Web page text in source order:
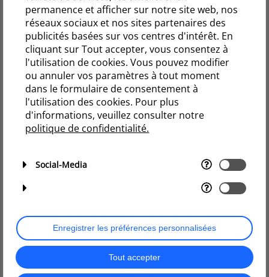
permanence et afficher sur notre site web, nos
réseaux sociaux et nos sites partenaires des
publicités basées sur vos centres d'intérêt. En
cliquant sur Tout accepter, vous consentez à
l'utilisation de cookies. Vous pouvez modifier
ou annuler vos paramètres à tout moment
dans le formulaire de consentement à
l'utilisation des cookies. Pour plus
d'informations, veuillez consulter notre
politique de confidentialité.
Social-Media
Enregistrer les préférences personnalisées
Tout accepter